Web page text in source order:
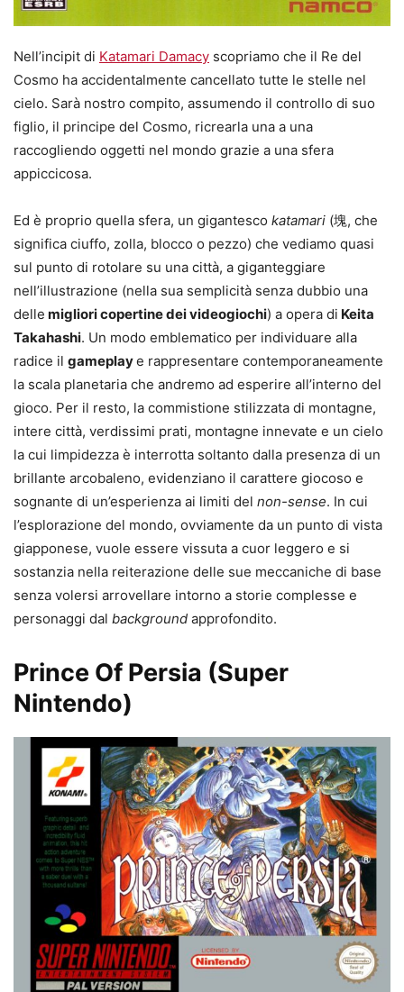
Nell’incipit di Katamari Damacy scopriamo che il Re del
Cosmo ha accidentalmente cancellato tutte le stelle nel
cielo. Sarà nostro compito, assumendo il controllo di suo
figlio, il principe del Cosmo, ricrearla una a una
raccogliendo oggetti nel mondo grazie a una sfera
appiccicosa.
Ed è proprio quella sfera, un gigantesco katamari (塊, che
significa ciuffo, zolla, blocco o pezzo) che vediamo quasi
sul punto di rotolare su una città, a giganteggiare
nell’illustrazione (nella sua semplicità senza dubbio una
delle migliori copertine dei videogiochi) a opera di Keita
Takahashi. Un modo emblematico per individuare alla
radice il gameplaye rappresentare contemporaneamente
la scala planetaria che andremo ad esperire all’interno del
gioco. Per il resto, la commistione stilizzata di montagne,
intere città, verdissimi prati, montagne innevate e un cielo
la cui limpidezza è interrotta soltanto dalla presenza di un
brillante arcobaleno, evidenziano il carattere giocoso e
sognante di un’esperienza ai limiti del non-sense. In cui
l’esplorazione del mondo, ovviamente da un punto di vista
giapponese, vuole essere vissuta a cuor leggero e si
sostanzia nella reiterazione delle sue meccaniche di base
senza volersi arrovellare intorno a storie complesse e
personaggi dal background approfondito.
Prince Of Persia (Super
Nintendo)